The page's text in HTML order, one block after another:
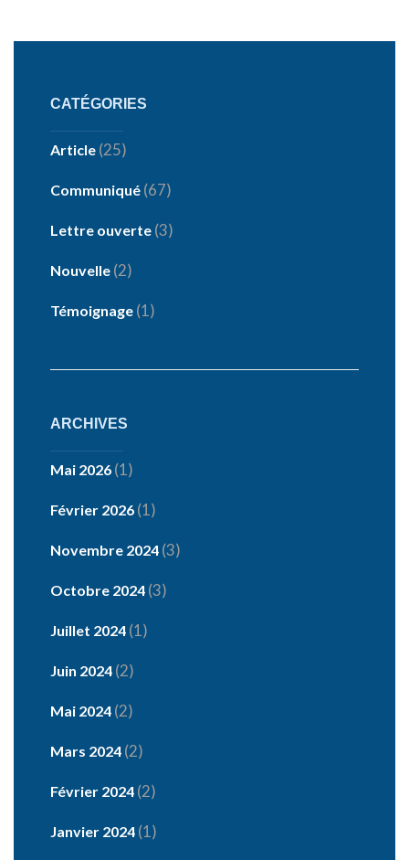
CATÉGORIES
Article (25)
Communiqué (67)
Lettre ouverte (3)
Nouvelle (2)
Témoignage (1)
ARCHIVES
Mai 2026 (1)
Février 2026 (1)
Novembre 2024 (3)
Octobre 2024 (3)
Juillet 2024 (1)
Juin 2024 (2)
Mai 2024 (2)
Mars 2024 (2)
Février 2024 (2)
Janvier 2024 (1)